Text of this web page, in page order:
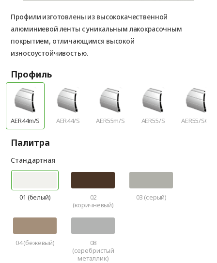
Профили изготовлены из высококачественной
алюминиевой ленты с уникальным лакокрасочным
покрытием, отличающимся высокой
износоустойчивостью.
Профиль
AER44m/S AER44/S AER55m/S AER55/S AER55/SCR
Палитра
Стандартная
01 (белый)
02
(коричневый)
03 (серый)
04 (бежевый)
08
(серебристый
металлик)